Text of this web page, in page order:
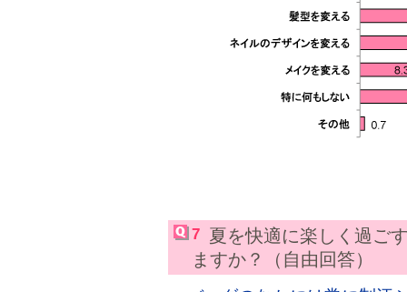
7
夏を快適に楽しく過ご
ますか？（自由回答）